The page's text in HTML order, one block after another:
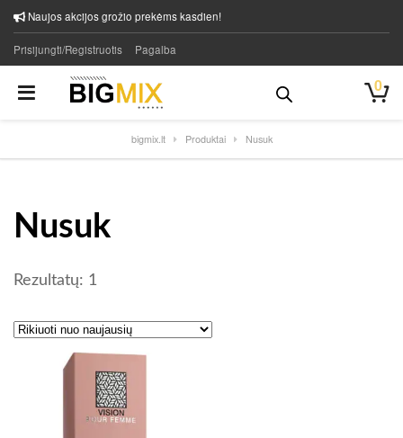
Naujos akcijos grožio prekėms kasdien!
Prisijungti/Registruotis Pagalba
0
bigmix.lt Produktai Nusuk
Nusuk
Rezultatų: 1